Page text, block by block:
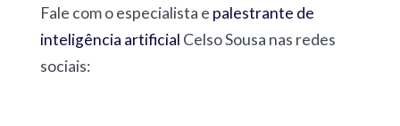
Fale com o especialista e palestrante de
inteligência artificial Celso Sousa nas redes
sociais: